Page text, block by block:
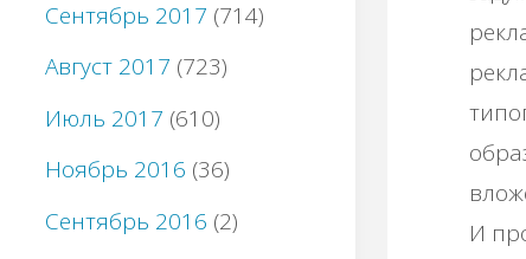
И
Сентябрь 2017 (714)
Август 2017 (723)
Июль 2017 (610)
Ноябрь 2016 (36)
Сентябрь 2016 (2)